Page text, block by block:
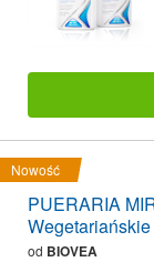
Nowość
PUERARIA
Wegetariańskie
od BIOVEA